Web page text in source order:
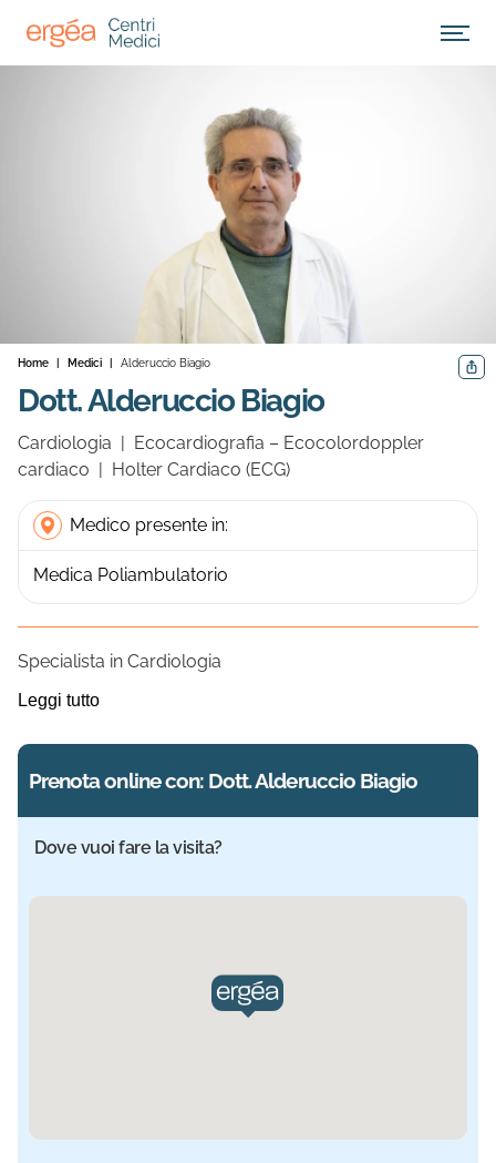
Apri
Home Medici Alderuccio Biagio
Dott. Alderuccio Biagio
Cardiologia | Ecocardiografia – Ecocolordoppler
cardiaco | Holter Cardiaco (ECG)
Medico presente in:
Medica Poliambulatorio
Specialista in Cardiologia
Leggi tutto
Prenota online con: Dott. Alderuccio Biagio
Dove vuoi fare la visita?